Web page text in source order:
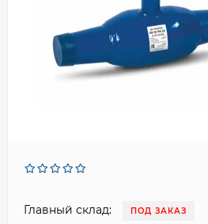
Главный склад: ПОД ЗАКАЗ